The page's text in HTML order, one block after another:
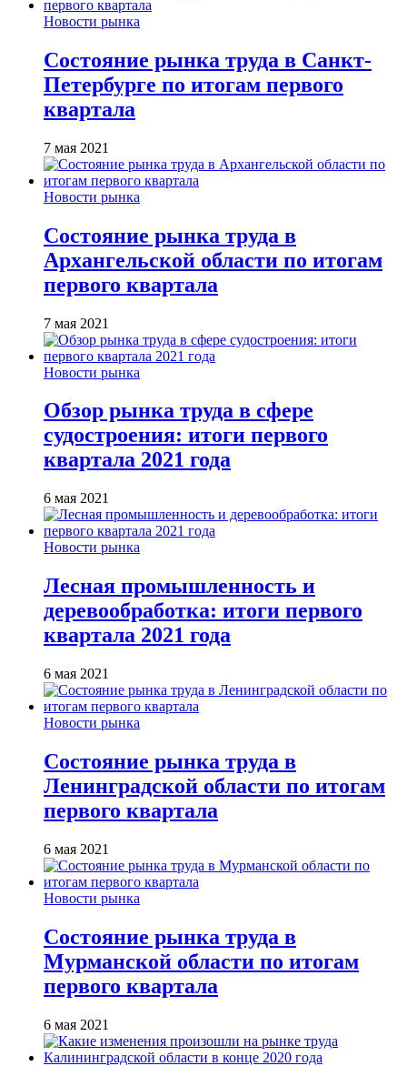
Новости рынка
Состояние рынка труда в Санкт-
Петербурге по итогам первого
квартала
7 мая 2021
Новости рынка
Состояние рынка труда в
Архангельской области по итогам
первого квартала
7 мая 2021
Новости рынка
Обзор рынка труда в сфере
судостроения: итоги первого
квартала 2021 года
6 мая 2021
Новости рынка
Лесная промышленность и
деревообработка: итоги первого
квартала 2021 года
6 мая 2021
Новости рынка
Состояние рынка труда в
Ленинградской области по итогам
первого квартала
6 мая 2021
Новости рынка
Состояние рынка труда в
Мурманской области по итогам
первого квартала
6 мая 2021